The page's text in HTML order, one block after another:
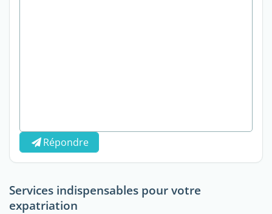
Répondre
Services indispensables pour votre
expatriation